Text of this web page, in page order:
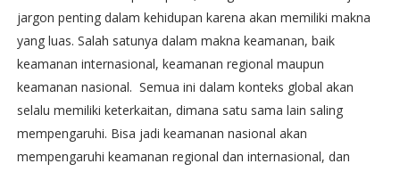
jargon penting dalam kehidupan karena akan memiliki makna
yang luas. Salah satunya dalam makna keamanan, baik
keamanan internasional, keamanan regional maupun
keamanan nasional. Semua ini dalam konteks global akan
selalu memiliki keterkaitan, dimana satu sama lain saling
mempengaruhi. Bisa jadi keamanan nasional akan
mempengaruhi keamanan regional dan internasional, dan